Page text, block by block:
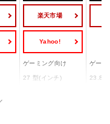
楽天市場
Yahoo!
ゲーミング向け ゲーミ
27 型(インチ) 23.8